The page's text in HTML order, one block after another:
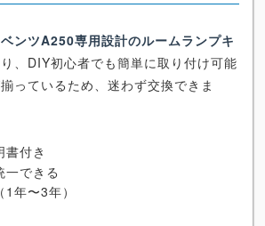
ベンツA250専用設計のルームランプキ
、DIY初心者でも簡単に取り付け可能
っているため、迷わず交換できま
書付き
一できる
年〜3年）